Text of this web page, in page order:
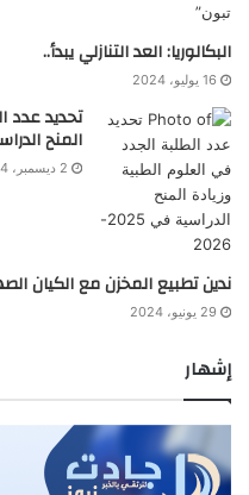
البكالوريا: العد التنازلي يبدأ..
16 يوليو، 2024
تحديد عدد
المنح الدراسية
2 ديسمبر، 2024
ندين تطبيع المخزن مع الكيان
29 يونيو، 2024
إشهار